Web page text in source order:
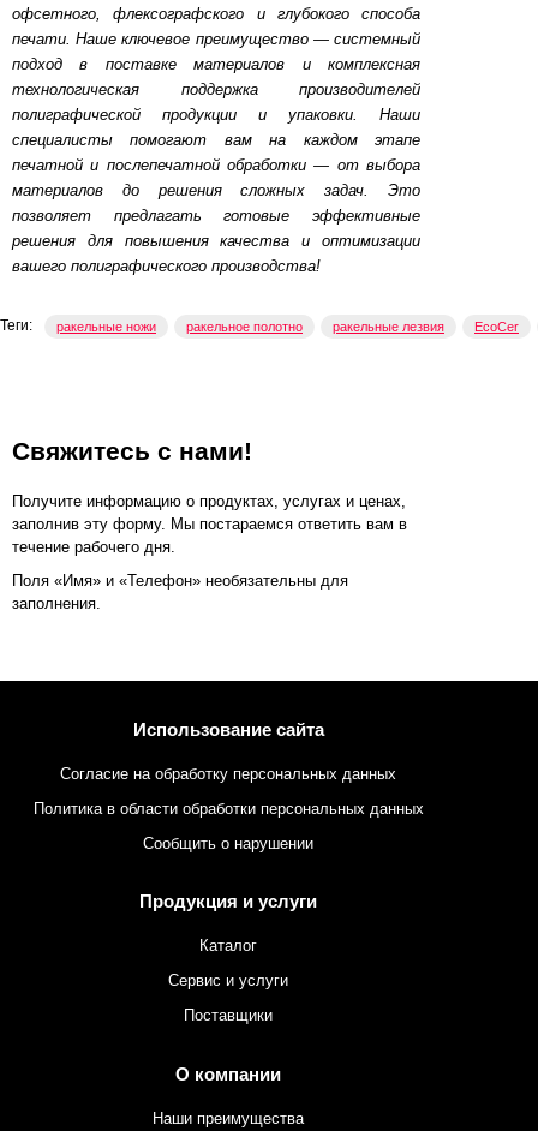
офсетного, флексографского и глубокого способа
печати. Наше ключевое преимущество — системный
подход в поставке материалов и комплексная
технологическая поддержка производителей
полиграфической продукции и упаковки. Наши
специалисты помогают вам на каждом этапе
печатной и послепечатной обработки — от выбора
материалов до решения сложных задач. Это
позволяет предлагать готовые эффективные
решения для повышения качества и оптимизации
вашего полиграфического производства!
Теги: ракельные ножи ракельное полотно ракельные лезвия EcoCer
Свяжитесь с нами!
Получите информацию о продуктах, услугах и ценах,
заполнив эту форму. Мы постараемся ответить вам в
течение рабочего дня.
Поля «Имя» и «Телефон» необязательны для
заполнения.
Использование сайта
Согласие на обработку персональных данных
Политика в области обработки персональных данных
Сообщить о нарушении
Продукция и услуги
Каталог
Сервис и услуги
Поставщики
О компании
Наши преимущества